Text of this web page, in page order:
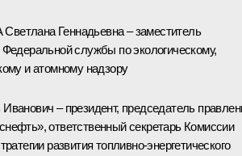
Геннадьевна – заместитель
Федеральной службы по экологическому,
и атомному надзору
– президент, председатель
ответственный секретарь Комиссии
развития топливно-энергетического